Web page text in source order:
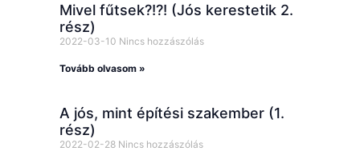
Mivel fűtsek?!?! (Jós kerestetik 2.
rész)
2022-03-10 Nincs hozzászólás
Tovább olvasom »
A jós, mint építési szakember (1.
rész)
2022-02-28 Nincs hozzászólás